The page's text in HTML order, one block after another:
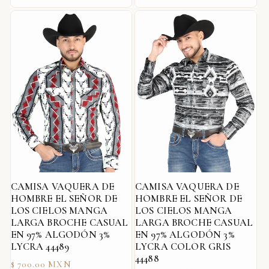
habitual habitual
CAMISA VAQUERA DE
HOMBRE EL SEÑOR DE
LOS CIELOS MANGA
LARGA BROCHE CASUAL
EN 97% ALGODÓN 3%
LYCRA 44489
Precio
$ 700.00 MXN
CAMISA VAQUERA DE
HOMBRE EL SEÑOR DE
LOS CIELOS MANGA
LARGA BROCHE CASUAL
EN 97% ALGODÓN 3%
LYCRA COLOR GRIS
44488